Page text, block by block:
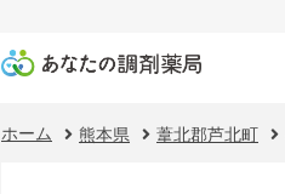
ホーム 熊本県 葦北郡芦北町